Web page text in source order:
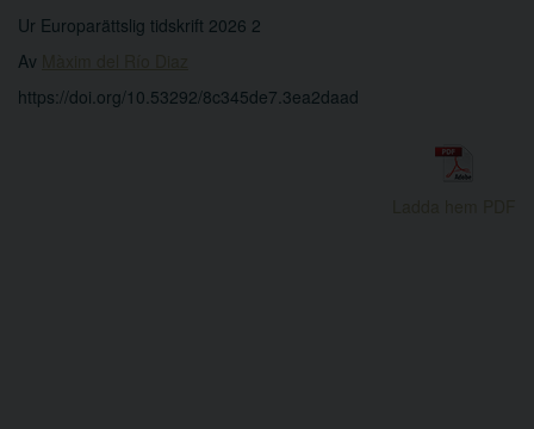
Ur Europarättslig tidskrift 2026 2
Av
https://doi.org/10.53292/8c345de7.3ea2daad